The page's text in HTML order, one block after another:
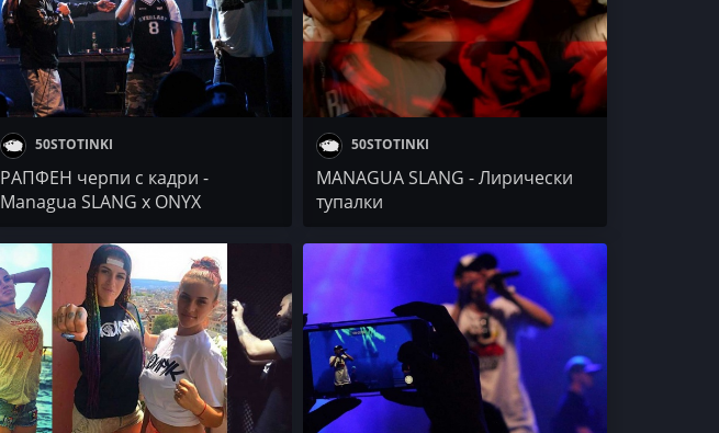
50STOTINKI
РАПФЕН черпи с кадри -
Managua SLANG x ONYX
50STOTINKI
MANAGUA SLANG - Лирически
тупалки